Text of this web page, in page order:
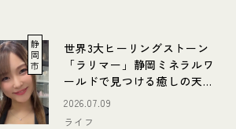
静
岡
市
世界3大ヒーリングストーン
「ラリマー」静岡ミネラルワ
ールドで見つける癒しの天然
石
2026.07.09
ライフ